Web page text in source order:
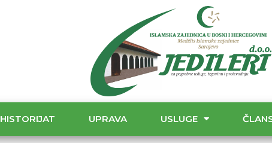
HISTORIJAT UPRAVA USLUGE